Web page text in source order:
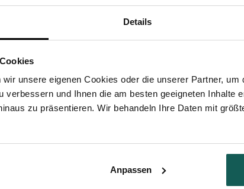
Details
unsere eigenen Cookies oder die unserer Partner,
verbessern und Ihnen die am besten geeigneten Inhalte
zu präsentieren. Wir behandeln Ihre Daten mit
Anpassen
VEREDLUNG PAPIERE UMSCHLÄGE
diese elegante und süße Dankeskarte nach der
mit rosafarbenen Blättern gewählt, um der Dankeskarte
Punkte und der Blätter der Blumenranke wählen.